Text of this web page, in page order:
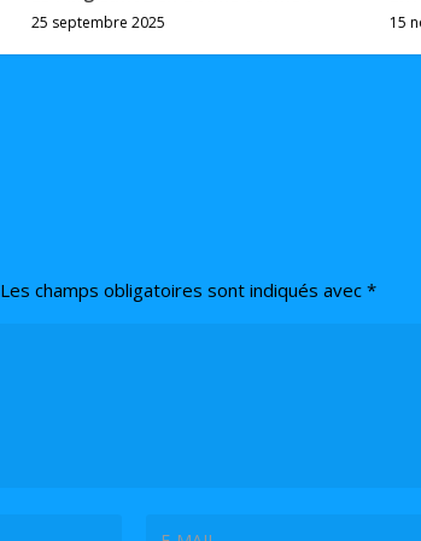
25 septembre 2025 15
Les champs obligatoires sont indiqués avec*